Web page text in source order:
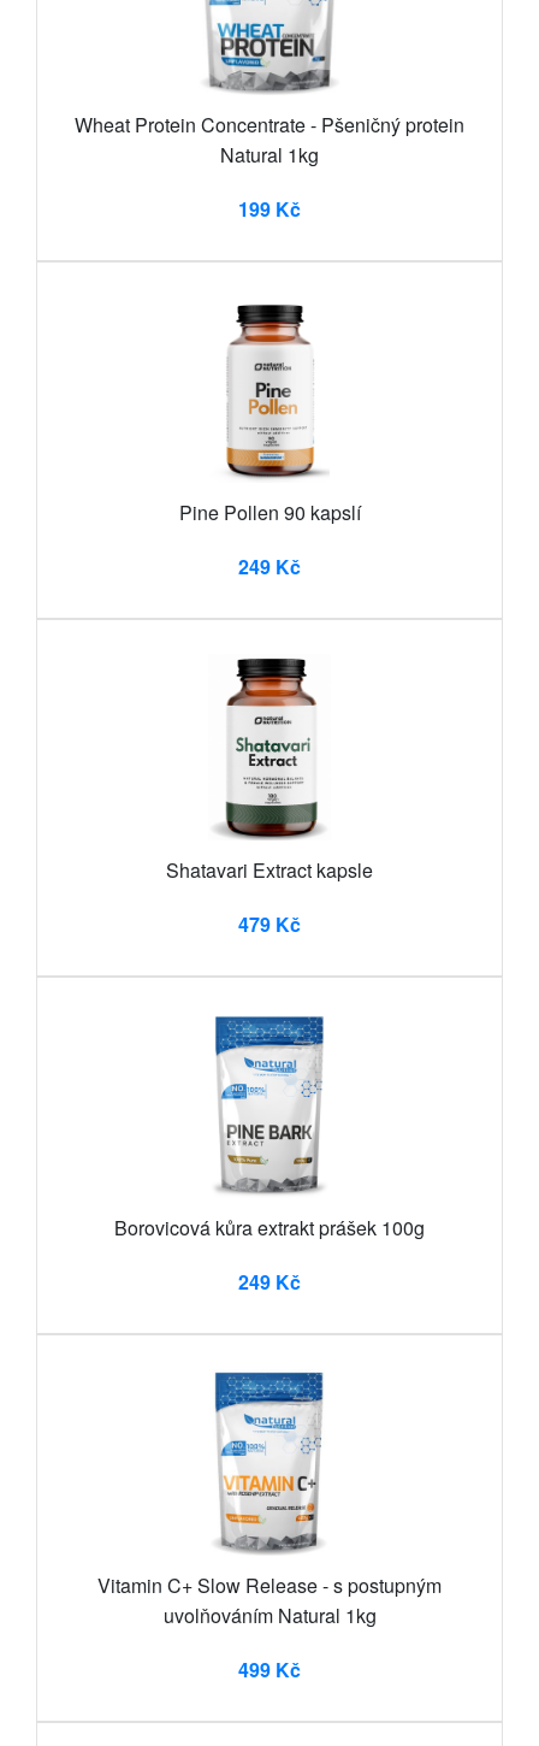
Wheat Protein Concentrate - Pšeničný protein
Natural 1kg
199 Kč
Pine Pollen 90 kapslí
249 Kč
Shatavari Extract kapsle
479 Kč
Borovicová kůra extrakt prášek 100g
249 Kč
Vitamin C+ Slow Release - s postupným
uvolňováním Natural 1kg
499 Kč